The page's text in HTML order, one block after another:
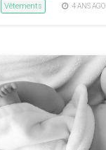
Vêtements 4 ANS AGO